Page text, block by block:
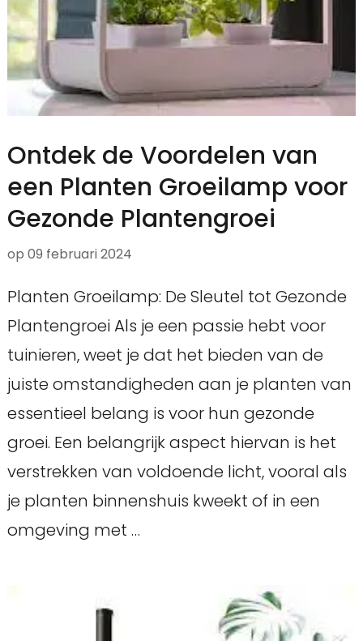
Ontdek de Voordelen van
een Planten Groeilamp voor
Gezonde Plantengroei
op 09 februari 2024
Planten Groeilamp: De Sleutel tot Gezonde
Plantengroei Als je een passie hebt voor
tuinieren, weet je dat het bieden van de
juiste omstandigheden aan je planten van
essentieel belang is voor hun gezonde
groei. Een belangrijk aspect hiervan is het
verstrekken van voldoende licht, vooral als
je planten binnenshuis kweekt of in een
omgeving met …